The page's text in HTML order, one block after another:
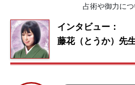
占術や御力に
インタビュー：
藤花（とうか）先